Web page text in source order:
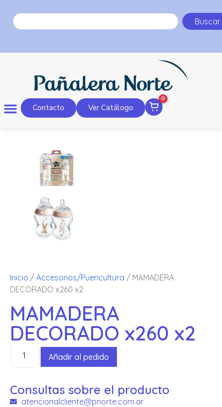
Buscar
Contacto Ver Catálogo
0
Inicio / Accesorios/Puericultura / MAMADERA
DECORADO x260 x2
MAMADERA
DECORADO x260 x2
Añadir al pedido
Consultas sobre el producto
atencionalcliente@pnorte.com.ar